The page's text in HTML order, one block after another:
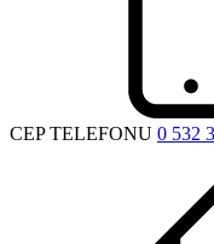
CEP TELEFONU 0 532